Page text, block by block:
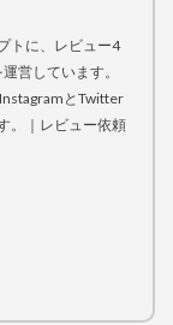
トに、レビュー4
営しています。
とTwitter
。｜レビュー依頼